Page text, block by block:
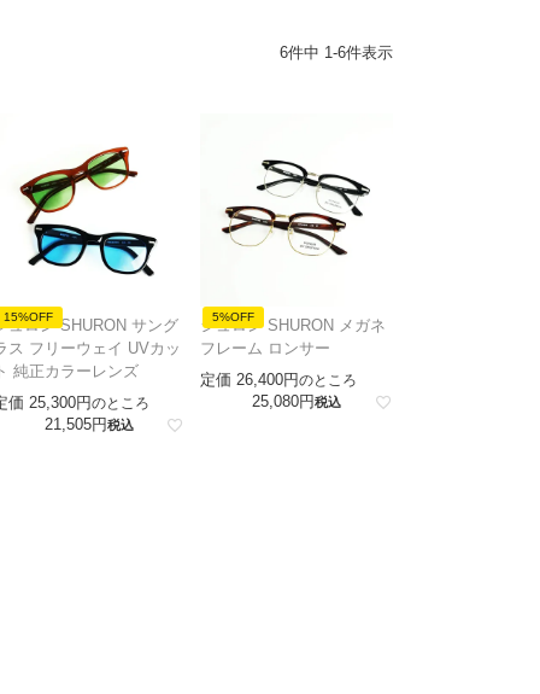
6件中 1-6件表示
15%OFF
ュロン SHURON サング
ス フリーウェイ UVカッ
ト 純正カラーレンズ
価 25,300 のところ
21,505 税込
5%OFF
シュロン SHURON メガネ
フレーム ロンサー
定価 26,400 のところ
25,080 税込